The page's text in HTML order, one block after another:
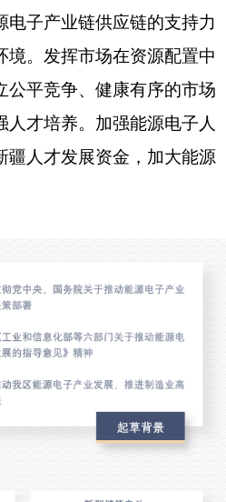
电子产业链供应链的支持力
境。 发挥市场在资源配置中
公平竞争、健康有序的市场
人才培养。 加强能源电子人
疆人才发展资金，加大能源